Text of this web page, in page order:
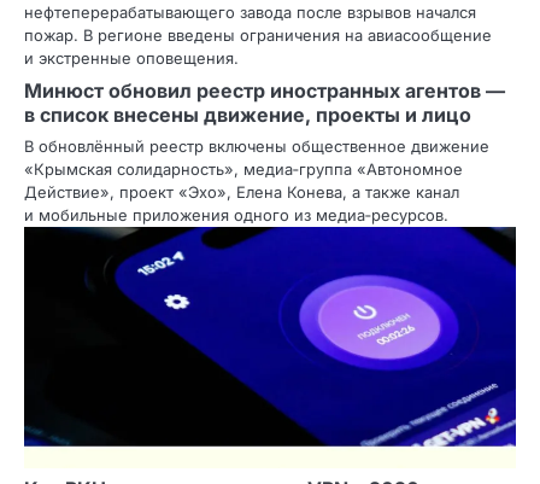
нефтеперерабатывающего завода после взрывов начался
пожар. В регионе введены ограничения на авиасообщение
и экстренные оповещения.
Минюст обновил реестр иностранных агентов —
в список внесены движение, проекты и лицо
В обновлённый реестр включены общественное движение
«Крымская солидарность», медиа‑группа «Автономное
Действие», проект «Эхо», Елена Конева, а также канал
и мобильные приложения одного из медиа‑ресурсов.